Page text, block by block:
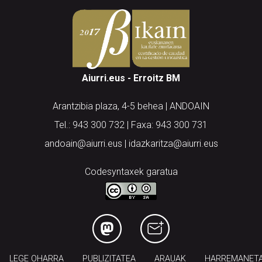
Aiurri.eus - Erroitz BM
Arantzibia plaza, 4-5 behea | ANDOAIN
Tel.: 943 300 732 | Faxa: 943 300 731
andoain@aiurri.eus | idazkaritza@aiurri.eus
Codesyntaxek garatua
LEGE OHARRA PUBLIZITATEA ARAUAK